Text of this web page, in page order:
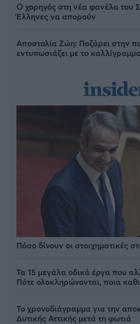
Ο χορηγός στη νέα φανέλα του
Έλληνες να απορούν
Αποστολία Ζώη: Ποζάρει στην
εντυπωσιάζει με το
Πόσο δίνουν οι στοιχηματικές
Τα 15 μεγάλα οδικά έργα που
Πότε ολοκληρώνονται, ποια
Το χρονοδιάγραμμα για την
Δυτικής Αττικής μετά τη φωτιά